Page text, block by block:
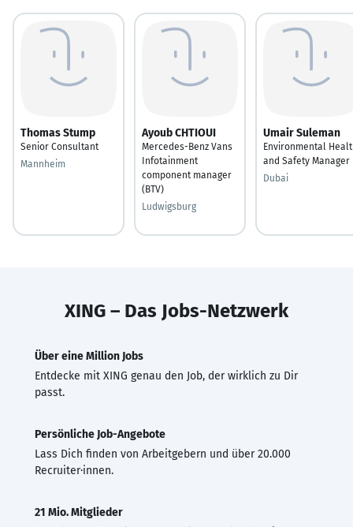
Thomas Stump
Senior Consultant
Mannheim
Ayoub CHTIOUI
Mercedes-Benz Vans
Infotainment
component manager
(BTV)
Ludwigsburg
Umair Suleman
Environmental
and Safety Manager
Dubai
XING – Das Jobs-Netzwerk
Über eine Million Jobs
Entdecke mit XING genau den Job, der wirklich zu Dir
passt.
Persönliche Job-Angebote
Lass Dich finden von Arbeitgebern und über 20.000
Recruiter·innen.
21 Mio. Mitglieder